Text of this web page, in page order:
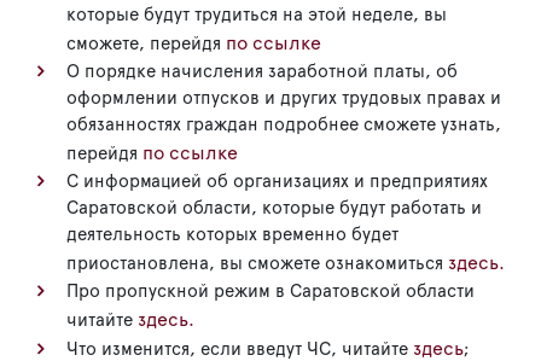
которые будут трудиться на этой неделе, вы
сможете, перейдя по ссылке
О порядке начисления заработной платы, об
оформлении отпусков и других трудовых правах и
обязанностях граждан подробнее сможете узнать,
перейдя по ссылке
С информацией об организациях и предприятиях
Саратовской области, которые будут работать и
деятельность которых временно будет
приостановлена, вы сможете ознакомиться здесь.
Про пропускной режим в Саратовской области
читайте здесь.
Что изменится, если введут ЧС, читайте здесь;